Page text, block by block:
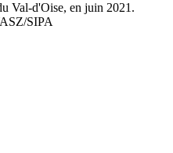
Val-d'Oise, en juin 2021.
SIPA